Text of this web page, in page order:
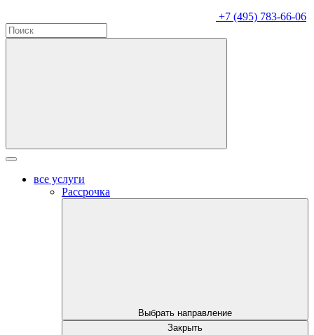
+7 (495) 783-66-06
все услуги
Рассрочка
Выбрать направление
Закрыть